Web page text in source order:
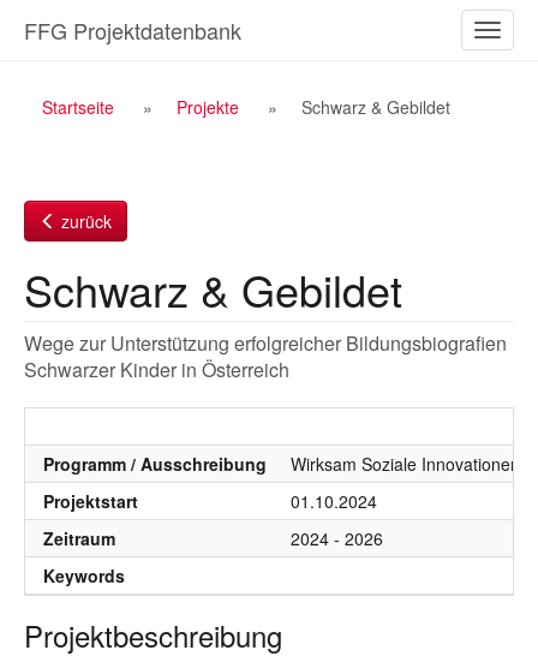
Inhalt
ein-/
FFG Projektdatenbank
Breadcrumb
Startseite Projekte Schwarz & Gebildet
zurück
Schwarz & Gebildet
Wege zur Unterstützung erfolgreicher Bildungsbiografien
Schwarzer Kinder in Österreich
Programm / Ausschreibung
Wirksam Soziale Innovationen,
Projektstart
01.10.2024
Zeitraum
2024 - 2026
Keywords
Projektbeschreibung